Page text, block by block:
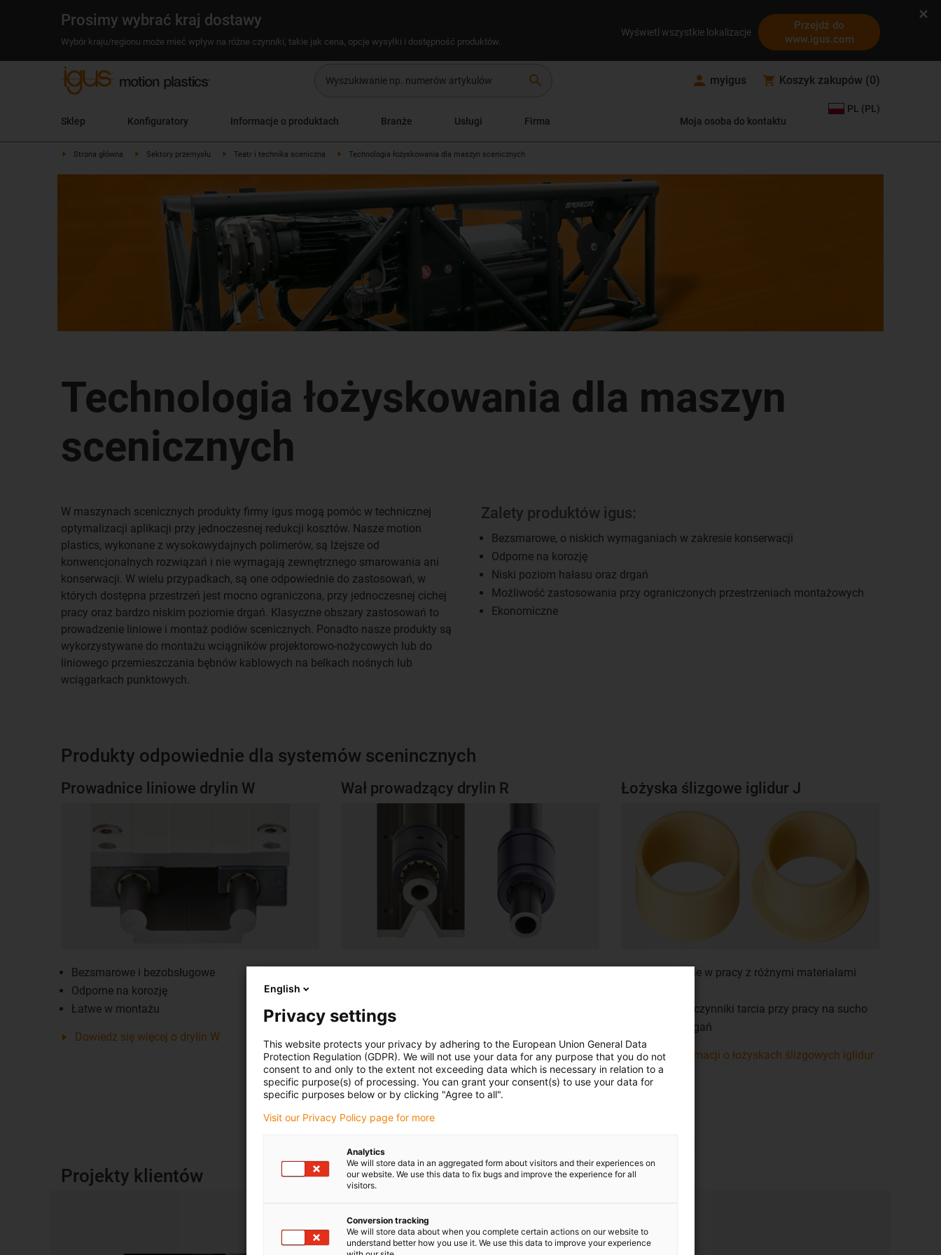
Prosimy wybrać kraj dostawy
Wybór kraju/regionu może mieć wpływ na różne czynniki, takie jak cena, opcje wysyłki i dostępność produktów.
Wyświetl wszystkie lokalizacje
Przejdź do
www.igus.com
search myigus Koszyk zakupów (0)
Sklep Konfiguratory Informacje o produktach Branże Usługi Firma Moja osoba do kontaktu
PL (PL)
Strona główna Sektory przemysłu Teatr i technika sceniczna Technologia łożyskowania dla maszyn scenicznych
Technologia łożyskowania dla maszyn
scenicznych
W maszynach scenicznych produkty firmy igus mogą pomóc w technicznej
optymalizacji aplikacji przy jednoczesnej redukcji kosztów. Nasze motion
plastics, wykonane z wysokowydajnych polimerów, są lżejsze od
konwencjonalnych rozwiązań i nie wymagają zewnętrznego smarowania ani
konserwacji. W wielu przypadkach, są one odpowiednie do zastosowań, w
których dostępna przestrzeń jest mocno ograniczona, przy jednoczesnej cichej
pracy oraz bardzo niskim poziomie drgań. Klasyczne obszary zastosowań to
prowadzenie liniowe i montaż podiów scenicznych. Ponadto nasze produkty są
wykorzystywane do montażu wciągników projektorowo-nożycowych lub do
liniowego przemieszczania bębnów kablowych na belkach nośnych lub
wciągarkach punktowych.
Zalety produktów igus:
Bezsmarowe, o niskich wymaganiach w zakresie konserwacji
Odporne na korozję
Niski poziom hałasu oraz drgań
Możliwość zastosowania przy ograniczonych przestrzeniach montażowych
Ekonomiczne
Produkty odpowiednie dla systemów scenincznych
Prowadnice liniowe drylin W
Bezsmarowe i bezobsługowe
Odporne na korozję
Łatwe w montażu
Dowiedz się więcej o drylin W
Wał prowadzący drylin R
Wymienna wkładka ślizgowa
Lekkie
Więcej informacji o drylin R
Łożyska ślizgowe iglidur J
Niskie zużycie w pracy z różnymi materiałami
Niskie współczynniki tarcia przy pracy na sucho
Tłumienie drgań
Więcej informacji o łożyskach ślizgowych iglidur
J
Projekty klientów
English
Privacy settings
This website protects your privacy by adhering to the European Union General Data
Protection Regulation (GDPR). We will not use your data for any purpose that you do not
consent to and only to the extent not exceeding data which is necessary in relation to a
specific purpose(s) of processing. You can grant your consent(s) to use your data for
specific purposes below or by clicking "Agree to all".
Visit our Privacy Policy page for more
Analytics
We will store data in an aggregated form about visitors and their experiences on
our website. We use this data to fix bugs and improve the experience for all
visitors.
Conversion tracking
We will store data about when you complete certain actions on our website to
understand better how you use it. We use this data to improve your experience